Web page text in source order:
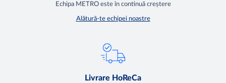
Echipa METRO este în continuă creștere
Alătură-te echipei noastre
Livrare HoReCa